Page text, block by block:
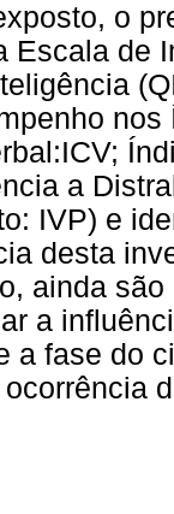
o
Escala de
a
IVP) e
desta
ainda
a
a fase do